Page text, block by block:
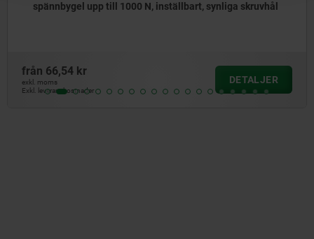
spännbygel upp till 1000 N, inställbart, synliga skruvhål
från 66,54 kr
exkl. moms
Exkl. leveranskostnader
DETALJER